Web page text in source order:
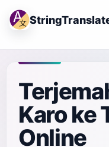
Karo ke
Online